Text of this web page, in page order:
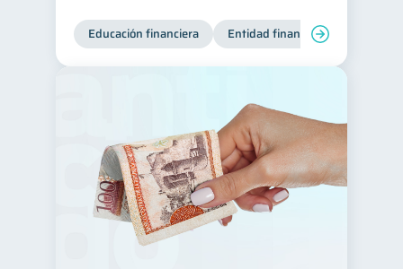
Ciberseguridad 5
Superintendencia de Bancos
Criptomonedas 2
Inversiones 2
Cuenta Inactiva 1
Finanzas Personales
Educación financiera Entidad financiera